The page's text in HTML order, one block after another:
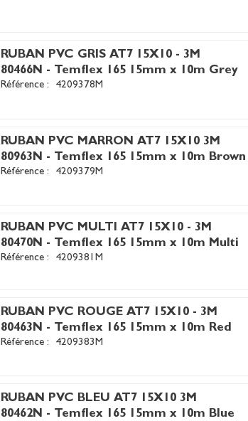
RUBAN PVC GRIS AT7 15X10 - 3M
80466N - Temflex 165 15mm x 10m Grey
Référence : 4209378M
RUBAN PVC MARRON AT7 15X10 3M
80963N - Temflex 165 15mm x 10m Brown
Référence : 4209379M
RUBAN PVC MULTI AT7 15X10 - 3M
80470N - Temflex 165 15mm x 10m Multi
Référence : 4209381M
RUBAN PVC ROUGE AT7 15X10 - 3M
80463N - Temflex 165 15mm x 10m Red
Référence : 4209383M
RUBAN PVC BLEU AT7 15X10 3M
80462N - Temflex 165 15mm x 10m Blue